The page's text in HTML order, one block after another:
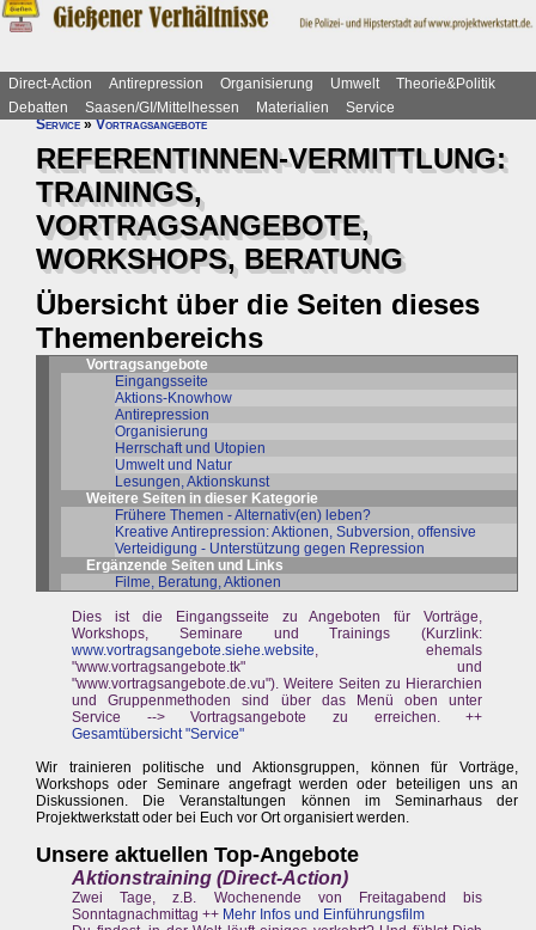
Direct-Action Antirepression Organisierung Umwelt
Theorie&Politik
Debatten
Saasen/GI/Mittelhessen Materialien
Service
Service»Vortragsangebote
REFERENTINNEN-VERMITTLUNG:
TRAININGS,
VORTRAGSANGEBOTE,
WORKSHOPS, BERATUNG
Übersicht über die Seiten dieses
Themenbereichs
Vortragsangebote
Eingangsseite
Aktions-Knowhow
Antirepression
Organisierung
Herrschaft und Utopien
Umwelt und Natur
Lesungen, Aktionskunst
Weitere Seiten in dieser Kategorie
Frühere Themen - Alternativ(en) leben?
Kreative Antirepression: Aktionen, Subversion, offensive
Verteidigung - Unterstützung gegen Repression
Ergänzende Seiten und Links
Filme, Beratung, Aktionen
Dies ist die Eingangsseite zu Angeboten für Vorträge,
Workshops, Seminare und Trainings (Kurzlink:
www.vortragsangebote.siehe.website, ehemals
"www.vortragsangebote.tk" und
"www.vortragsangebote.de.vu"). Weitere Seiten zu Hierarchien
und Gruppenmethoden sind über das Menü oben unter
Service --> Vortragsangebote zu erreichen. ++
Gesamtübersicht "Service"
Wir trainieren politische und Aktionsgruppen, können für Vorträge,
Workshops oder Seminare angefragt werden oder beteiligen uns an
Diskussionen. Die Veranstaltungen können im Seminarhaus der
Projektwerkstatt oder bei Euch vor Ort organisiert werden.
Unsere aktuellen Top-Angebote
Aktionstraining (Direct-Action)
Zwei Tage, z.B. Wochenende von Freitagabend bis
Sonntagnachmittag ++ Mehr Infos und Einführungsfilm